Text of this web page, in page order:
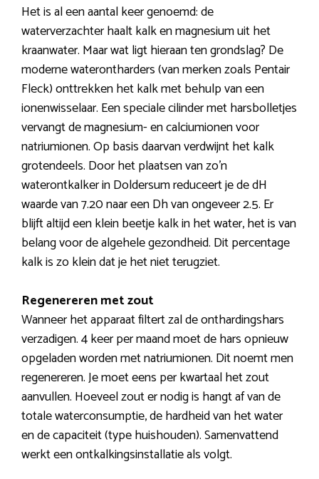
Het is al een aantal keer genoemd: de
waterverzachter haalt kalk en magnesium uit het
kraanwater. Maar wat ligt hieraan ten grondslag? De
moderne waterontharders (van merken zoals Pentair
Fleck) onttrekken het kalk met behulp van een
ionenwisselaar. Een speciale cilinder met harsbolletjes
vervangt de magnesium- en calciumionen voor
natriumionen. Op basis daarvan verdwijnt het kalk
grotendeels. Door het plaatsen van zo’n
waterontkalker in Doldersum reduceert je de dH
waarde van 7.20 naar een Dh van ongeveer 2.5. Er
blijft altijd een klein beetje kalk in het water, het is van
belang voor de algehele gezondheid. Dit percentage
kalk is zo klein dat je het niet terugziet.
Regenereren met zout
Wanneer het apparaat filtert zal de onthardingshars
verzadigen. 4 keer per maand moet de hars opnieuw
opgeladen worden met natriumionen. Dit noemt men
regenereren. Je moet eens per kwartaal het zout
aanvullen. Hoeveel zout er nodig is hangt af van de
totale waterconsumptie, de hardheid van het water
en de capaciteit (type huishouden). Samenvattend
werkt een ontkalkingsinstallatie als volgt.